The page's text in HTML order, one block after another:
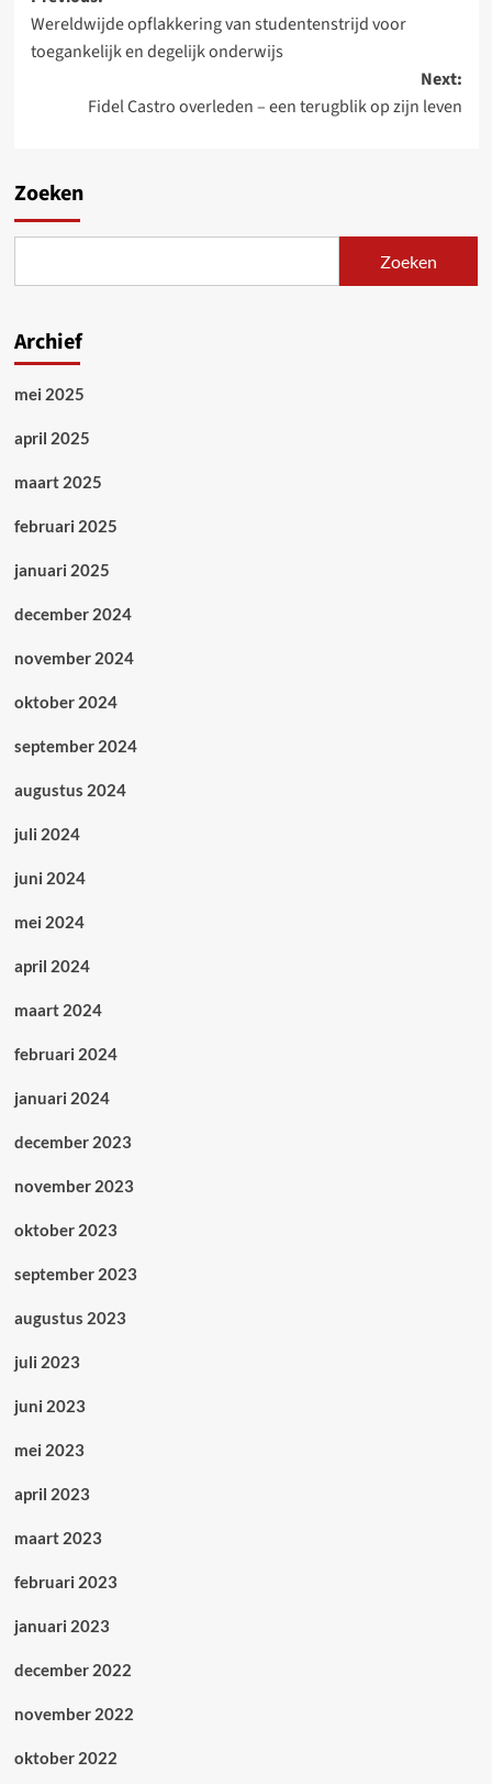
navigation
Wereldwijde opflakkering van studentenstrijd voor
toegankelijk en degelijk onderwijs
Next:
Fidel Castro overleden – een terugblik op zijn leven
Zoeken
Zoeken
Archief
mei 2025
april 2025
maart 2025
februari 2025
januari 2025
december 2024
november 2024
oktober 2024
september 2024
augustus 2024
juli 2024
juni 2024
mei 2024
april 2024
maart 2024
februari 2024
januari 2024
december 2023
november 2023
oktober 2023
september 2023
augustus 2023
juli 2023
juni 2023
mei 2023
april 2023
maart 2023
februari 2023
januari 2023
december 2022
november 2022
oktober 2022